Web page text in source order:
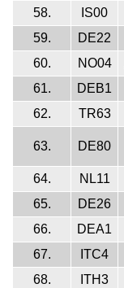
58.
IS00
59.
DE22
60.
NO04
61.
DEB1
62.
TR63
63. DE80
64. NL11
65.
DE26
66.
DEA1
67.
ITC4
68.
ITH3